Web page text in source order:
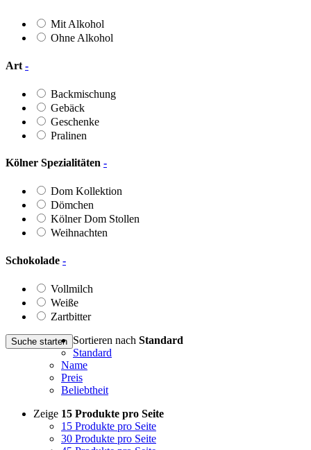
Mit Alkohol
Ohne Alkohol
Art -
Backmischung
Gebäck
Geschenke
Pralinen
Kölner Spezialitäten -
Dom Kollektion
Dömchen
Kölner Dom Stollen
Weihnachten
Schokolade -
Vollmilch
Weiße
Zartbitter
Suche starten Sortieren nach Standard
Standard
Name
Preis
Beliebtheit
Zeige 15 Produkte pro Seite
15 Produkte pro Seite
30 Produkte pro Seite